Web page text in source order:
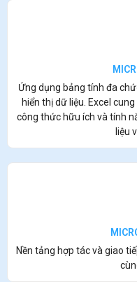
Ứng dụng bảng tính đa
hiển thị dữ liệu. Excel
công thức hữu ích và tính
liệu
Nền tảng hợp tác và giao